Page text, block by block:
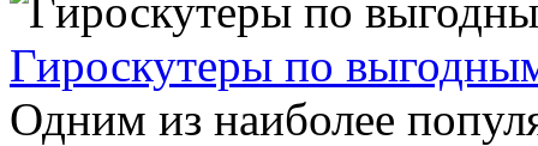
Гироскутеры по
Одним из наиболее